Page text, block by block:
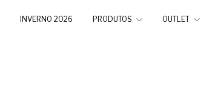
INVERNO 2026 PRODUTOS OUTLET